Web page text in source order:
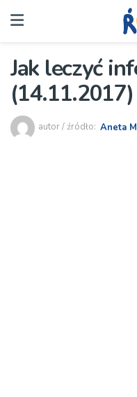
Jak leczyć
(14.11.2017)
autor / źródło: Aneta